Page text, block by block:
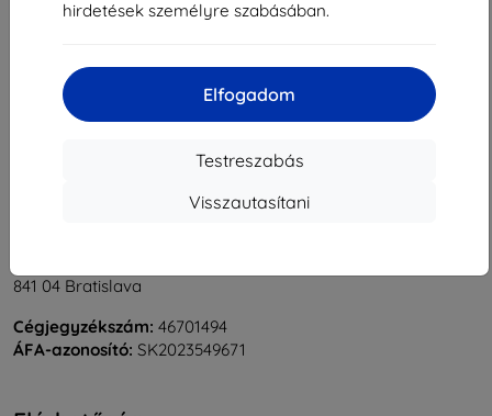
hirdetések személyre szabásában.
Elfogadom
Testreszabás
Visszautasítani
Összes találat6.
841 04 Bratislava
Cégjegyzékszám: 46701494
ÁFA-azonosító: SK2023549671